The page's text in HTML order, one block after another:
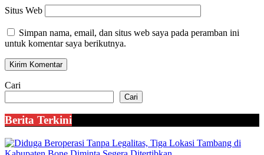
Situs Web
Simpan nama, email, dan situs web saya pada peramban ini
untuk komentar saya berikutnya.
Cari
Cari
Berita Terkini